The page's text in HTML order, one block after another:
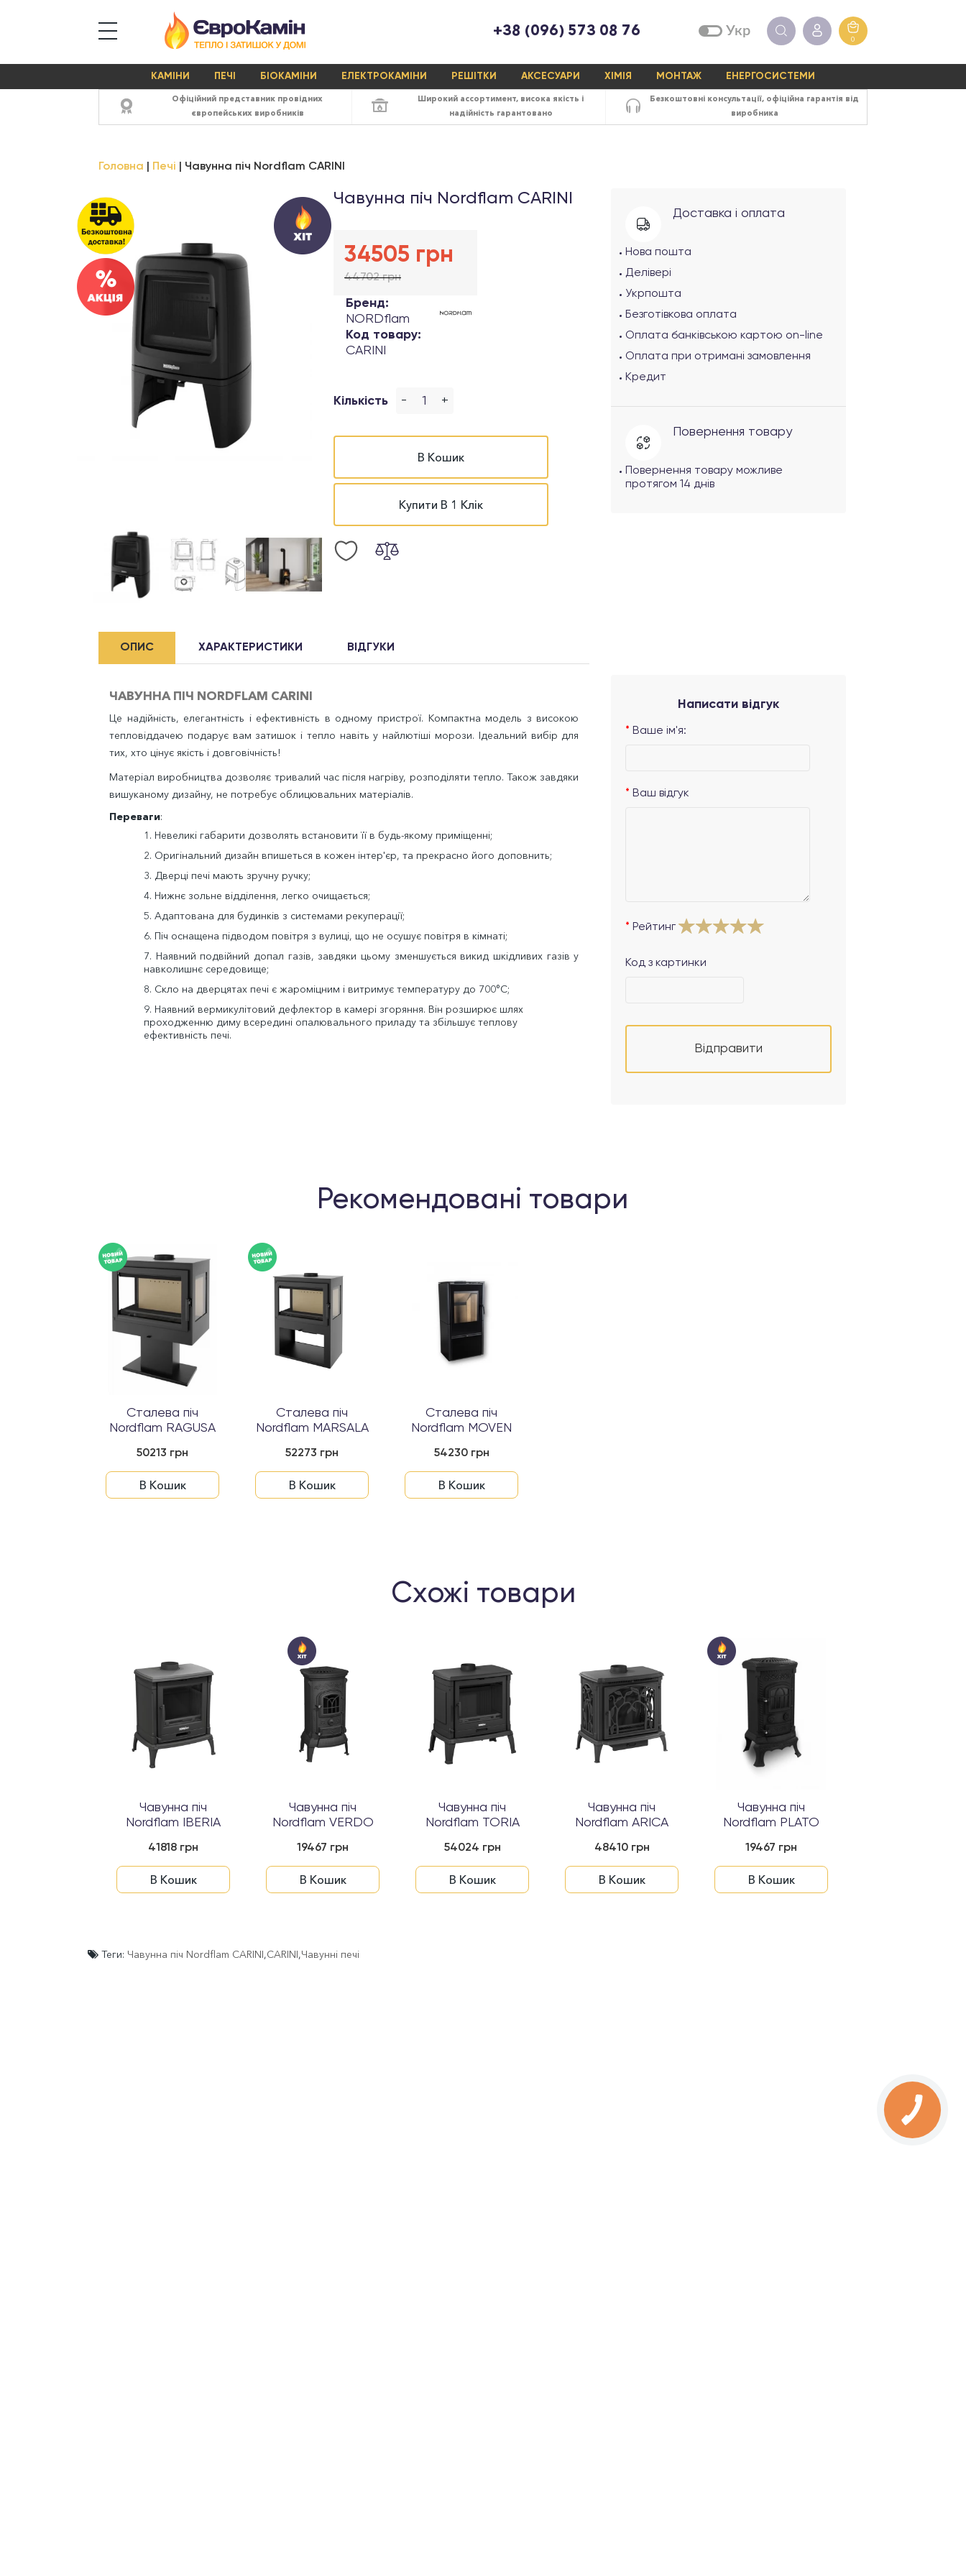
+38 (096) 573 08 76 Укр
0
КАМІНИ ПЕЧІ БІОКАМІНИ ЕЛЕКТРОКАМІНИ РЕШІТКИ АКСЕСУАРИ ХІМІЯ МОНТАЖ ЕНЕРГОСИСТЕМИ
Офіційний представник провідних
європейських виробників
Широкий ассортимент, висока якість і
надійність гарантовано
Безкоштовні консультації, офіційна гарантія від
виробника
Головна Печі Чавунна піч Nordflam CARINI
Чавунна піч Nordflam CARINI
34505 грн
44702 грн
Бренд:
NORDflam
Код товару:
CARINI
Кількість - +
В Кошик
Купити В 1 Клік
Доставка і оплата
Нова пошта
Делівері
Укрпошта
Безготівкова оплата
Оплата банківською картою on-line
Оплата при отримані замовлення
Кредит
Повернення товару
Повернення товару можливе
протягом 14 днів
ОПИС ХАРАКТЕРИСТИКИ ВІДГУКИ
ЧАВУННА ПІЧ NORDFLAM CARINI
Це надійність, елегантність і ефективність в одному пристрої. Компактна модель з високою
тепловіддачею подарує вам затишок і тепло навіть у найлютіші морози. Ідеальний вибір для
тих, хто цінує якість і довговічність!
Матеріал виробництва дозволяє тривалий час після нагріву, розподіляти тепло. Також завдяки
вишуканому дизайну, не потребує облицювальних матеріалів.
Переваги:
1. Невеликі габарити дозволять встановити її в будь-якому приміщенні;
2. Оригінальний дизайн впишеться в кожен інтер'єр, та прекрасно його доповнить;
3. Дверці печі мають зручну ручку;
4. Нижнє зольне відділення, легко очищається;
5. Адаптована для будинків з системами рекуперації;
6. Піч оснащена підводом повітря з вулиці, що не осушує повітря в кімнаті;
7. Наявний подвійний допал газів, завдяки цьому зменшується викид шкідливих газів у
навколишнє середовище;
8. Скло на дверцятах печі є жароміцним і витримує температуру до 700°C;
9. Наявний вермикулітовий дефлектор в камері згоряння. Він розширює шлях
проходженню диму всередині опалювального приладу та збільшує теплову
ефективність печі.
Написати відгук
Ваше ім'я:
Ваш відгук
Рейтинг
Код з картинки
Відправити
Рекомендовані товари
Сталева піч
Nordflam RAGUSA
50213 грн
В Кошик
Сталева піч
Nordflam MARSALA
52273 грн
В Кошик
Сталева піч
Nordflam MOVEN
54230 грн
В Кошик
Схожі товари
Чавунна піч
Nordflam IBERIA
41818 грн
В Кошик
Чавунна піч
Nordflam VERDO
19467 грн
В Кошик
Чавунна піч
Nordflam TORIA
54024 грн
В Кошик
Чавунна піч
Nordflam ARICA
48410 грн
В Кошик
Чавунна піч
Nordflam PLATO
19467 грн
В Кошик
Теги: Чавунна піч Nordflam CARINI,CARINI,Чавунні печі